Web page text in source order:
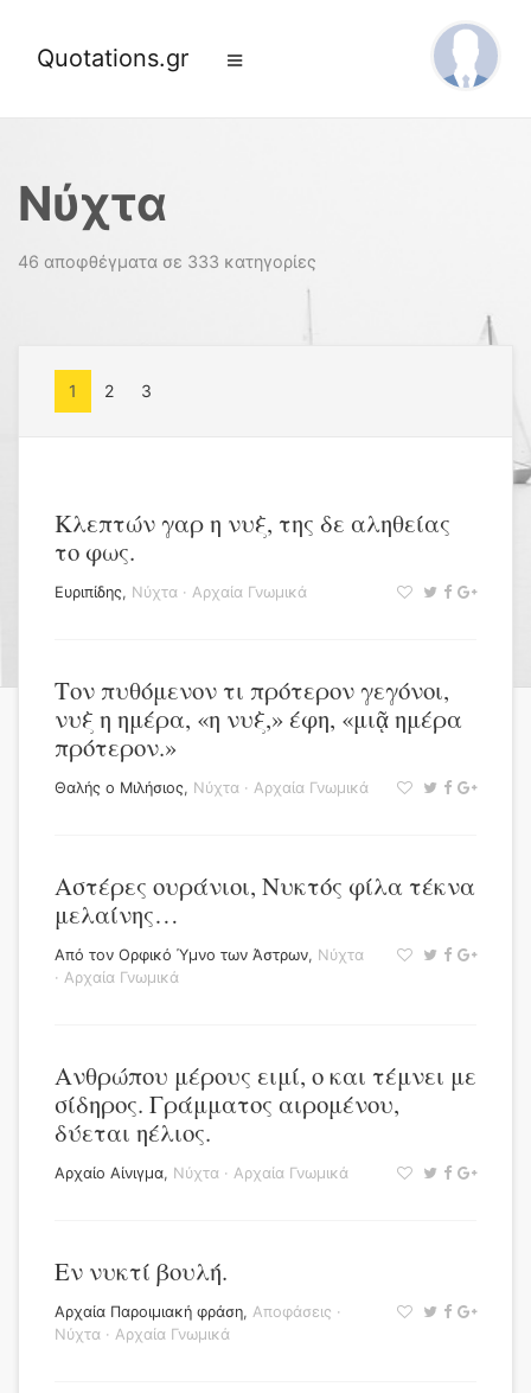
Quotations.gr
Νύχτα
46 αποφθέγματα σε 333 κατηγορίες
1 2 3
Κλεπτών γαρ η νυξ, της δε αληθείας
το φως.
Ευριπίδης, Νύχτα · Αρχαία Γνωμικά
Τον πυθόμενον τι πρότερον γεγόνοι,
νυξ η ημέρα, «η νυξ,» έφη, «μιᾷ ημέρα
πρότερον.»
Θαλής ο Μιλήσιος, Νύχτα · Αρχαία Γνωμικά
Αστέρες ουράνιοι, Νυκτός φίλα τέκνα
μελαίνης…
Από τον Ορφικό Ύμνο των Άστρων, Νύχτα
· Αρχαία Γνωμικά
Ανθρώπου μέρους ειμί, ο και τέμνει με
σίδηρος. Γράμματος αιρομένου,
δύεται ηέλιος.
Αρχαίο Αίνιγμα, Νύχτα · Αρχαία Γνωμικά
Εν νυκτί βουλή.
Αρχαία Παροιμιακή φράση, Αποφάσεις ·
Νύχτα · Αρχαία Γνωμικά